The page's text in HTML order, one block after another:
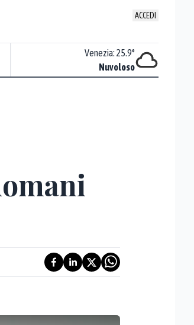
ACCEDI
Venezia: 25.9°
Nuvoloso